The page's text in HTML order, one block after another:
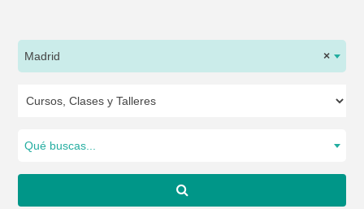
×
Madrid
Qué buscas...